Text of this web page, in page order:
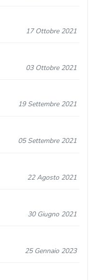
17 Ottobre 2021
03 Ottobre 2021
19 Settembre 2021
05 Settembre 2021
22 Agosto 2021
30 Giugno 2021
25 Gennaio 2023